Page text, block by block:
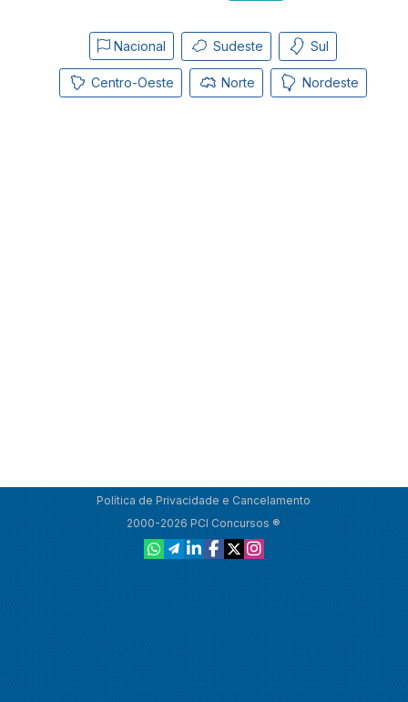
Nacional Sudeste Sul
Centro-Oeste Norte Nordeste
Política de Privacidade e Cancelamento
2000-2026 PCI Concursos ®